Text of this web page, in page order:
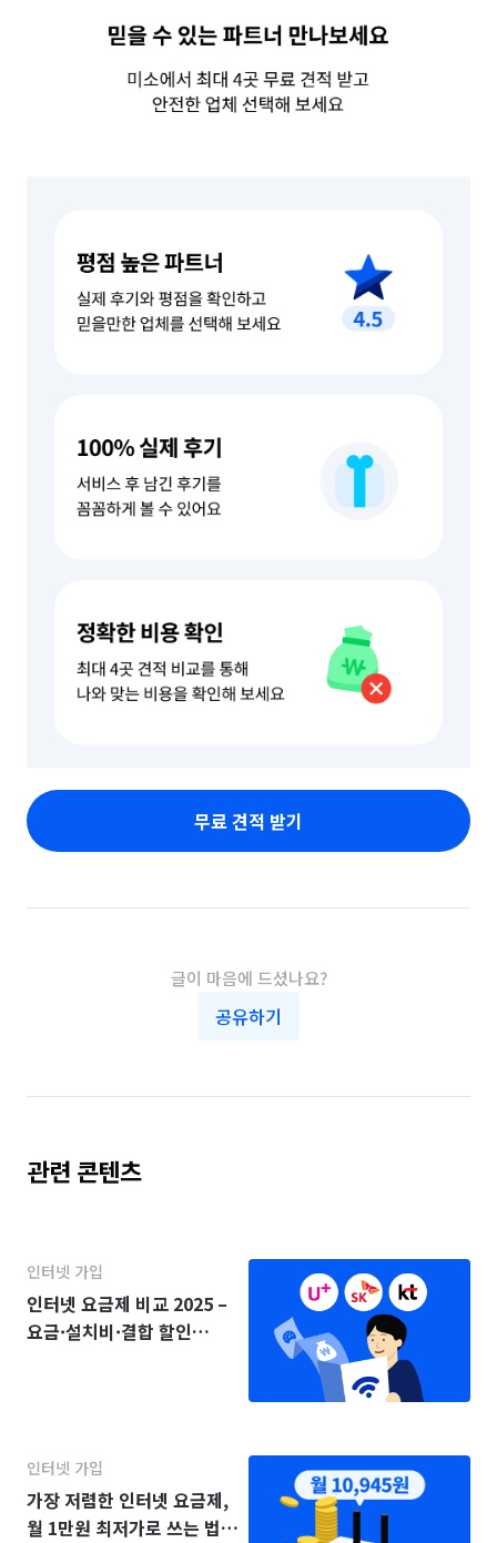
무료 견적 받기
글이 마음에 드셨나요?
공유하기
관련 콘텐츠
인터넷 가입
인터넷 요금제 비교 2025 –
요금·설치비·결합 할인
인터넷 가입
가장 저렴한 인터넷 요금제,
월 1만원 최저가로 쓰는 법